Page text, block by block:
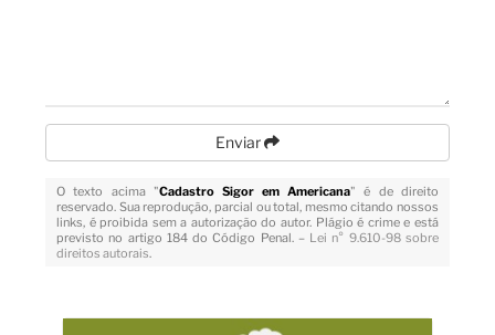
Enviar
O texto acima "Cadastro Sigor em Americana" é de direito
reservado. Sua reprodução, parcial ou total, mesmo citando nossos
links, é proibida sem a autorização do autor. Plágio é crime e está
previsto no artigo 184 do Código Penal. – Lei n° 9.610-98 sobre
direitos autorais.